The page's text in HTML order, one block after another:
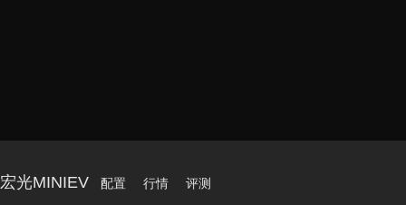
宏光MINIEV 配置 行情 评测